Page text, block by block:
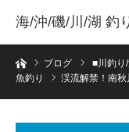
海/沖/磯/川/湖 釣
】ホームブログ ■川釣り
魚釣り
渓流解禁！南